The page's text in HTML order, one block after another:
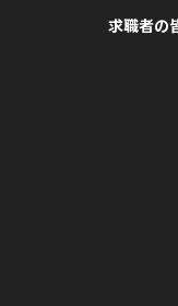
求職者の